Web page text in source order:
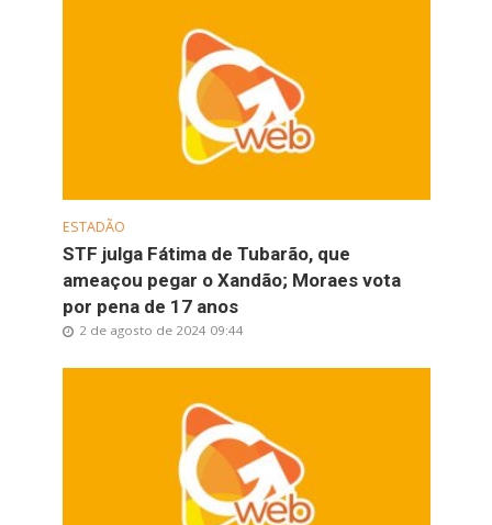
ESTADÃO
STF julga Fátima de Tubarão, que
ameaçou pegar o Xandão; Moraes vota
por pena de 17 anos
2 de agosto de 2024 09:44